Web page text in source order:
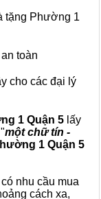
tặng Phường 1
toàn
cho các đại lý
1 Quận 5 lấy
một chữ tín -
1 Quận 5
nhu cầu mua
cách xa,